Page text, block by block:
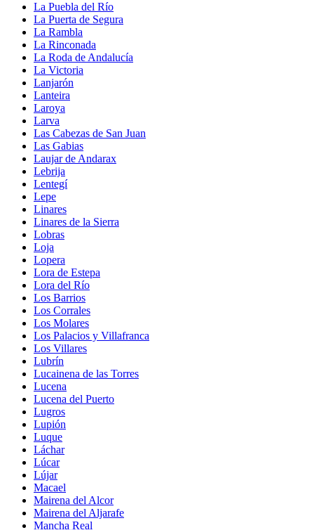
La Puebla del Río
La Puerta de Segura
La Rambla
La Rinconada
La Roda de Andalucía
La Victoria
Lanjarón
Lanteira
Laroya
Larva
Las Cabezas de San Juan
Las Gabias
Laujar de Andarax
Lebrija
Lentegí
Lepe
Linares
Linares de la Sierra
Lobras
Loja
Lopera
Lora de Estepa
Lora del Río
Los Barrios
Los Corrales
Los Molares
Los Palacios y Villafranca
Los Villares
Lubrín
Lucainena de las Torres
Lucena
Lucena del Puerto
Lugros
Lupión
Luque
Láchar
Lúcar
Lújar
Macael
Mairena del Alcor
Mairena del Aljarafe
Mancha Real